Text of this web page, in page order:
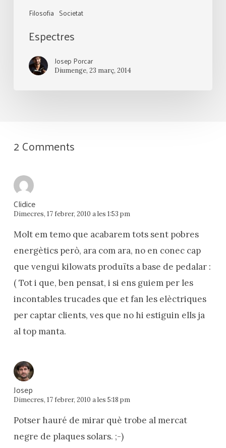
Filosofia Societat
Espectres
Josep Porcar
Diumenge, 23 març, 2014
2 Comments
Clidice
Dimecres, 17 febrer, 2010 a les 1:53 pm
Molt em temo que acabarem tots sent pobres
energètics però, ara com ara, no en conec cap
que vengui kilowats produïts a base de pedalar :
( Tot i que, ben pensat, i si ens guiem per les
incontables trucades que et fan les elèctriques
per captar clients, ves que no hi estiguin ells ja
al top manta.
Josep
Dimecres, 17 febrer, 2010 a les 5:18 pm
Potser hauré de mirar què trobe al mercat
negre de plaques solars. ;-)